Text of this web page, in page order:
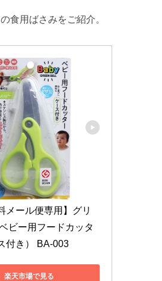
食用ばさみをご紹介。
メール便専用】グリ
ビー用フードカッタ
付き） BA-003
楽天市場で見る